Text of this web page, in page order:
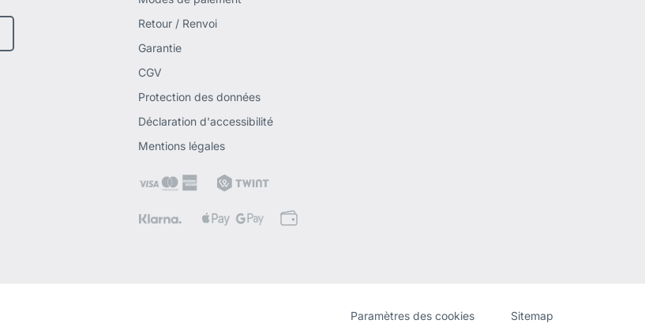
Retour / Renvoi
Garantie
CGV
Protection des données
Déclaration d'accessibilité
Mentions légales
Site
[Website
Paramètres des cookies Sitemap